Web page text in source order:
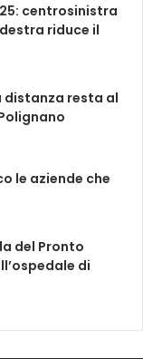
centrosinistra
riduce il
distanza resta al
le aziende che
del Pronto
di